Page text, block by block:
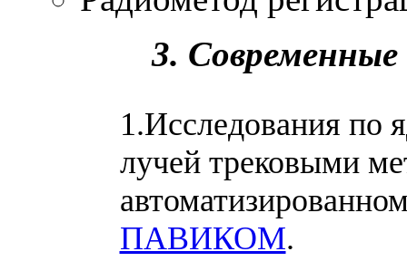
3.
1.Исследования по
лучей трековыми
ПАВИКОМ.